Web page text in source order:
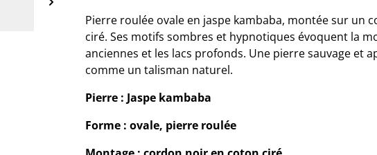
Pierre roulée ovale en jaspe kambaba, montée sur un
ciré. Ses motifs sombres et hypnotiques évoquent la
anciennes et les lacs profonds. Une pierre sauvage et
comme un talisman naturel.
Pierre : Jaspe kambaba
Forme : ovale, pierre roulée